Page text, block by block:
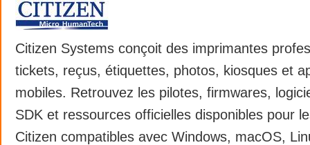
Citizen Systems conçoit des imprimantes
tickets, reçus, étiquettes, photos, kiosques et
mobiles. Retrouvez les pilotes, firmwares,
SDK et ressources officielles disponibles pour
Citizen compatibles avec Windows, macOS,